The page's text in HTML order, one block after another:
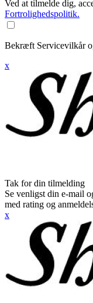
Ved at tilmelde dig,
Fortrolighedspolitik.
Bekræft Servicevilkår
x
Tak for din tilmelding
Se venligst din e-mail
med rating og
x